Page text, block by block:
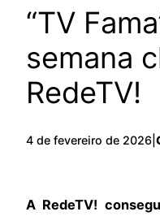
“TV
semana
RedeTV!
4 de fevereiro de 2026
A RedeTV!